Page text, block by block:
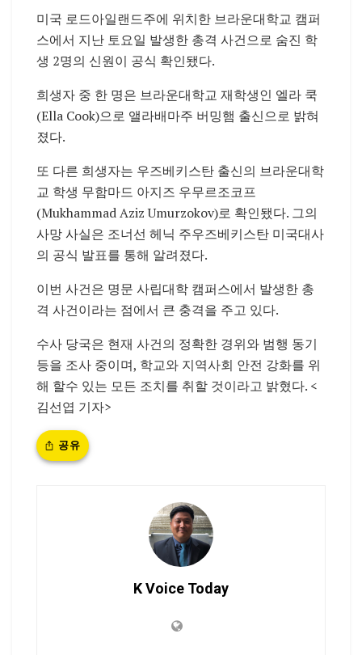
미국 로드아일랜드주에 위치한 브라운대학교 캠퍼
스에서 지난 토요일 발생한 총격 사건으로 숨진 학
생 2명의 신원이 공식 확인됐다.
희생자 중 한 명은 브라운대학교 재학생인 엘라 쿡
(Ella Cook)으로 앨라배마주 버밍햄 출신으로 밝혀
졌다.
또 다른 희생자는 우즈베키스탄 출신의 브라운대학
교 학생 무함마드 아지즈 우무르조코프
(Mukhammad Aziz Umurzokov)로 확인됐다. 그의
사망 사실은 조너선 헤닉 주우즈베키스탄 미국대사
의 공식 발표를 통해 알려졌다.
이번 사건은 명문 사립대학 캠퍼스에서 발생한 총
격 사건이라는 점에서 큰 충격을 주고 있다.
수사 당국은 현재 사건의 정확한 경위와 범행 동기
등을 조사 중이며, 학교와 지역사회 안전 강화를 위
해 할수 있는 모든 조치를 취할 것이라고 밝혔다. <
김선엽 기자>
공유
K Voice Today